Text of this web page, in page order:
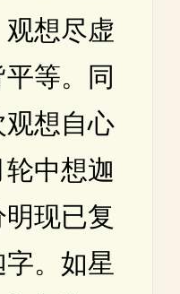
观想尽虚
等。同
想自心
中想迦
现已复
。如星